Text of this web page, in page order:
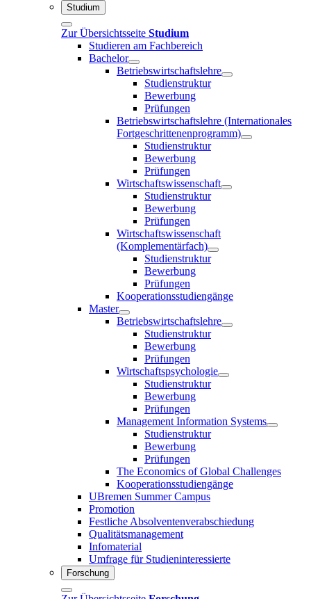
Studium
Zur Übersichtsseite Studium
Studieren am Fachbereich
Bachelor
Betriebswirtschaftslehre
Studienstruktur
Bewerbung
Prüfungen
Betriebswirtschaftslehre (Internationales
Fortgeschrittenenprogramm)
Studienstruktur
Bewerbung
Prüfungen
Wirtschaftswissenschaft
Studienstruktur
Bewerbung
Prüfungen
Wirtschaftswissenschaft
(Komplementärfach)
Studienstruktur
Bewerbung
Prüfungen
Kooperationsstudiengänge
Master
Betriebswirtschaftslehre
Studienstruktur
Bewerbung
Prüfungen
Wirtschaftspsychologie
Studienstruktur
Bewerbung
Prüfungen
Management Information Systems
Studienstruktur
Bewerbung
Prüfungen
The Economics of Global Challenges
Kooperationsstudiengänge
UBremen Summer Campus
Promotion
Festliche Absolventenverabschiedung
Qualitätsmanagement
Infomaterial
Umfrage für Studieninteressierte
Forschung